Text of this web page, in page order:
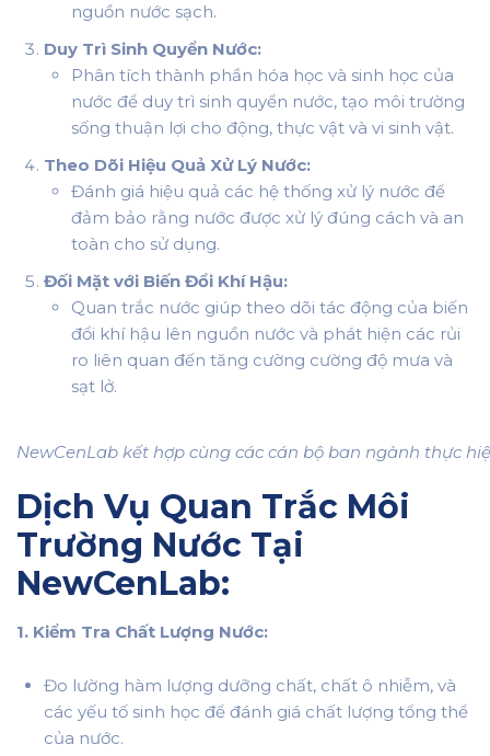
nguồn nước sạch.
Duy Trì Sinh Quyển Nước:
Phân tích thành phần hóa học và sinh học của
nước để duy trì sinh quyển nước, tạo môi trường
sống thuận lợi cho động, thực vật và vi sinh vật.
Theo Dõi Hiệu Quả Xử Lý Nước:
Đánh giá hiệu quả các hệ thống xử lý nước để
đảm bảo rằng nước được xử lý đúng cách và an
toàn cho sử dụng.
Đối Mặt với Biến Đổi Khí Hậu:
Quan trắc nước giúp theo dõi tác động của biến
đổi khí hậu lên nguồn nước và phát hiện các rủi
ro liên quan đến tăng cường cường độ mưa và
sạt lở.
NewCenLab kết hợp cùng các cán bộ ban ngành thực
Dịch Vụ Quan Trắc Môi
Trường Nước Tại
NewCenLab:
1. Kiểm Tra Chất Lượng Nước:
Đo lường hàm lượng dưỡng chất, chất ô nhiễm, và
các yếu tố sinh học để đánh giá chất lượng tổng thể
của nước.